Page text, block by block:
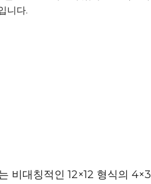
니다.
비대칭적인 12×12 형식의 4×3